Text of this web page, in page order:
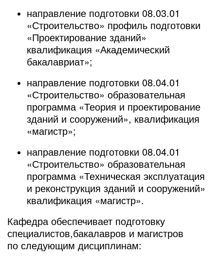
направление подготовки 08.03.01
«Строительство» профиль подготовки
«Проектирование зданий»
квалификация «Академический
бакалавриат»;
направление подготовки 08.04.01
«Строительство» образовательная
программа «Теория и проектирование
зданий и сооружений», квалификация
«магистр»;
направление подготовки 08.04.01
«Строительство» образовательная
программа «Техническая эксплуатация
и реконструкция зданий и сооружений»
квалификация «магистр».
Кафедра обеспечивает подготовку
специалистов,бакалавров и магистров
по следующим дисциплинам: